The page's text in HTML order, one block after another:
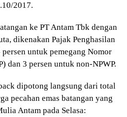
2017.
ke PT Antam Tbk dengan
dikenakan Pajak Penghasilan
persen untuk pemegang Nomor
dan 3 persen untuk non-NPWP.
dipotong langsung dari total
pecahan emas batangan yang
Antam pada Selasa: